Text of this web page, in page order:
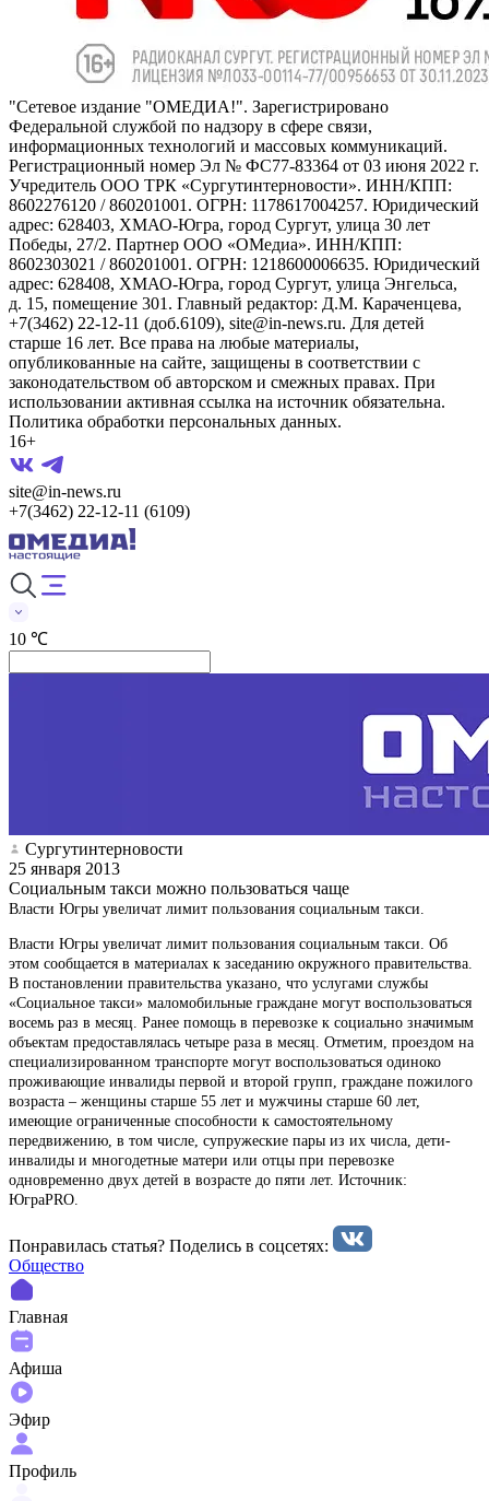
"Сетевое издание "ОМЕДИА!". Зарегистрировано
Федеральной службой по надзору в сфере связи,
информационных технологий и массовых коммуникаций.
Регистрационный номер Эл № ФС77-83364 от 03 июня 2022 г.
Учредитель ООО ТРК «Сургутинтерновости». ИНН/КПП:
8602276120 / 860201001. ОГРН: 1178617004257. Юридический
адрес: 628403, ХМАО-Югра, город Сургут, улица 30 лет
Победы, 27/2. Партнер ООО «ОМедиа». ИНН/КПП:
8602303021 / 860201001. ОГРН: 1218600006635. Юридический
адрес: 628408, ХМАО-Югра, город Сургут, улица Энгельса,
д. 15, помещение 301. Главный редактор: Д.М. Караченцева,
+7(3462) 22-12-11 (доб.6109), site@in-news.ru. Для детей
старше 16 лет. Все права на любые материалы,
опубликованные на сайте, защищены в соответствии с
законодательством об авторском и смежных правах. При
использовании активная ссылка на источник обязательна.
Политика обработки персональных данных.
16+
site@in-news.ru
+7(3462) 22-12-11 (6109)
10 ℃
Сургутинтерновости
25 января 2013
Социальным такси можно пользоваться чаще
Власти Югры увеличат лимит пользования социальным такси.
Власти Югры увеличат лимит пользования социальным такси. Об
этом сообщается в материалах к заседанию окружного правительства.
В постановлении правительства указано, что услугами службы
«Социальное такси» маломобильные граждане могут воспользоваться
восемь раз в месяц. Ранее помощь в перевозке к социально значимым
объектам предоставлялась четыре раза в месяц. Отметим, проездом на
специализированном транспорте могут воспользоваться одиноко
проживающие инвалиды первой и второй групп, граждане пожилого
возраста – женщины старше 55 лет и мужчины старше 60 лет,
имеющие ограниченные способности к самостоятельному
передвижению, в том числе, супружеские пары из их числа, дети-
инвалиды и многодетные матери или отцы при перевозке
одновременно двух детей в возрасте до пяти лет. Источник:
ЮграPRO.
Понравилась статья? Поделиcь в соцсетях:
Общество
Главная
Афиша
Эфир
Профиль